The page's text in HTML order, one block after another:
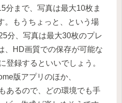
分まで、写真は最大10枚ま
。もうちょっと、という場
分、写真は最大30枚のプレ
、HD画質での保存が可能な
登録するといいでしょう。
版アプリのほか、
あるので、どの環境でも手